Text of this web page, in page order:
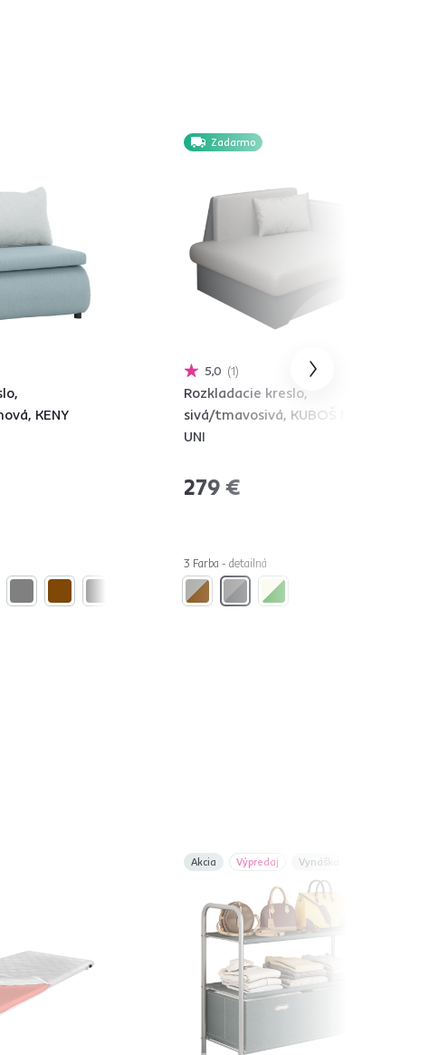
KENY
Zadarmo
5,0 1
Rozkladacie kreslo,
sivá/tmavosivá, KUBOŠ NEW
UNI
279 €
3 Farba - detailná
Akcia Výpredaj Vynáška